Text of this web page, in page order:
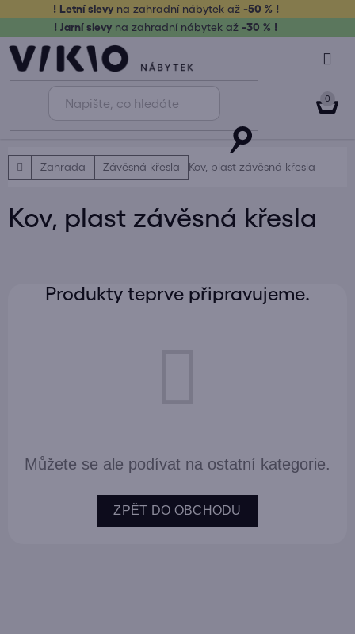
obsah
! Letní slevy na zahradní nábytek až-50 % !
! Jarní slevy na zahradní nábytek až -30 % !
DomůZahrada Závěsná křesla Kov, plast závěsná křesla
Kov, plast závěsná křesla
Produkty teprve připravujeme.
Můžete se ale podívat na ostatní kategorie.
ZPĚT DO OBCHODU